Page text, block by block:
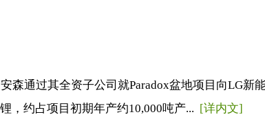
通过其全资子公司就Paradox盆地项目向LG新
，约占项目初期年产约10,000吨产... [详内文]